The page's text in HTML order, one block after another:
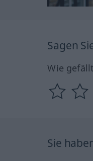
Sagen
Wie
Sie